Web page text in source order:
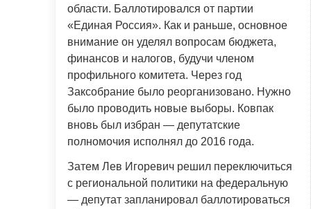
области. Баллотировался от партии
«Единая Россия». Как и раньше, основное
внимание он уделял вопросам бюджета,
финансов и налогов, будучи членом
профильного комитета. Через год
Заксобрание было реорганизовано. Нужно
было проводить новые выборы. Ковпак
вновь был избран — депутатские
полномочия исполнял до 2016 года.
Затем Лев Игоревич решил переключиться
с региональной политики на федеральную
— депутат запланировал баллотироваться